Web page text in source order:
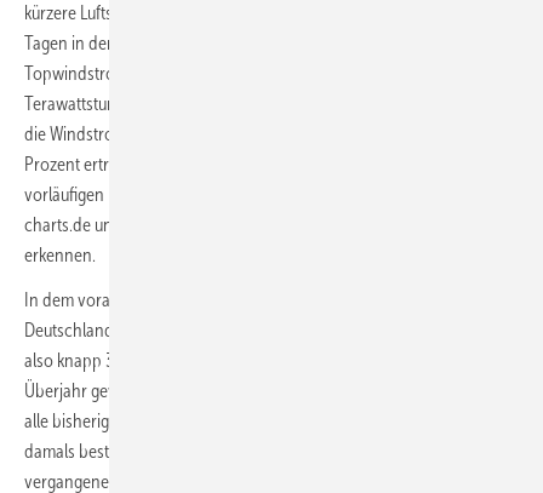
kürzere Luftstrom-Schwächephasen von zusammen drei bis vier
Tagen in der ersten Monatshälfte verhinderten ein neuerliches
Topwindstromjahr dann doch. Mit wohl mindestens 136,5
Terawattstunden (TWh) fiel der beendete Zwölf-Monats-Zeitraum für
die Windstrom erzeugenden Unternehmen deutschlandweit um zwei
Prozent ertragsärmer als noch 2023 aus. Das lassen die noch
vorläufigen Daten der Internet-Stromanalyseplattform Energy-
charts.de unmittelbar vor und nach dem Jahreswechsel bereits klar
erkennen.
In dem vorangegangenen Erntejahr hatten die Windparks in
Deutschland nämlich genau 139,4 TWh ins Stromnetz eingespeist,
also knapp 3 TWh mehr. Das Vergleichsjahr war freilich auch ein
Überjahr gewesen dank eines 7,5-prozentigen Ertragssprungs über
alle bisherigen Topjahreswerte hinaus. Alleine der Dezember als
damals bester Windmonat hatte 19 TWh erbracht. Das nun frisch
vergangene Windjahr erbrachte im Schlussmonat eine